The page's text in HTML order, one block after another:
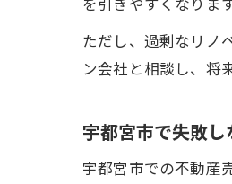
を引きやすくなります
ただし、過剰なリノ
ン会社と相談し、将
宇都宮市で失敗
宇都宮市での不動産